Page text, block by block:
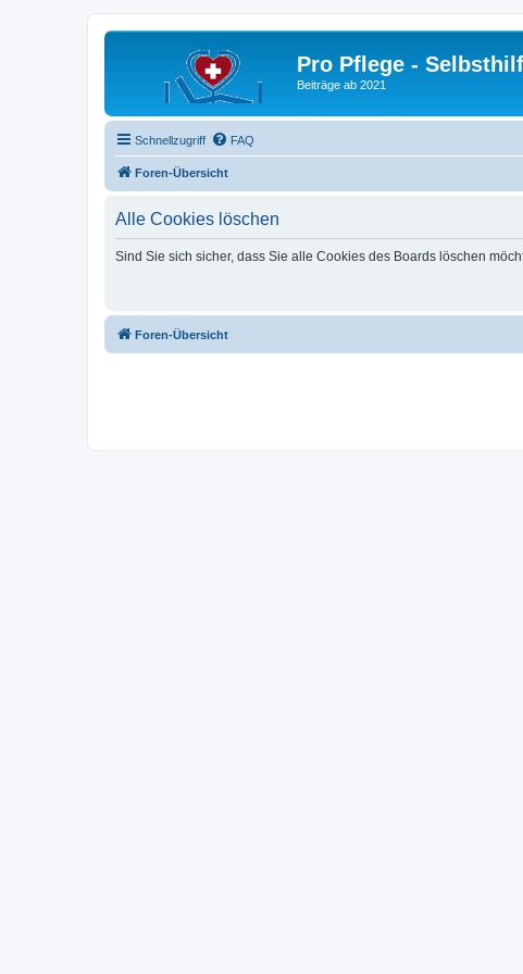
Pro Pflege -
Beiträge ab 2021
Schnellzugriff FAQ
Foren-Übersicht
Alle Cookies löschen
Sind Sie sich sicher, dass Sie alle Cookies des Boards löschen
Foren-Übersicht